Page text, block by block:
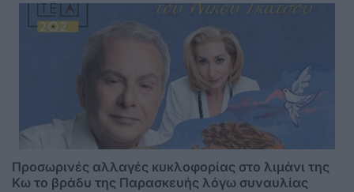
Προσωρινές αλλαγές κυκλοφορίας στο λιμάνι της
Κω το βράδυ της Παρασκευής λόγω συναυλίας